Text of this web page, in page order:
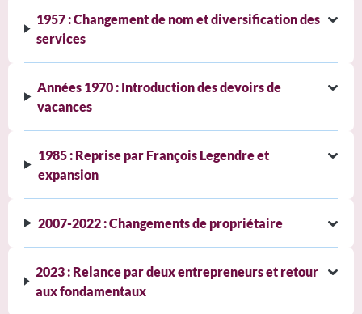
1957 : Changement de nom et diversification des
services
Années 1970 : Introduction des devoirs de
vacances
1985 : Reprise par François Legendre et
expansion
2007-2022 : Changements de propriétaire
2023 : Relance par deux entrepreneurs et retour
aux fondamentaux